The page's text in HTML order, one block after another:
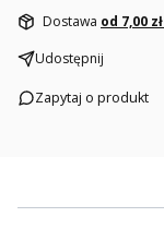
Dostawa od 7,00 zł
Udostępnij
Zapytaj o produkt